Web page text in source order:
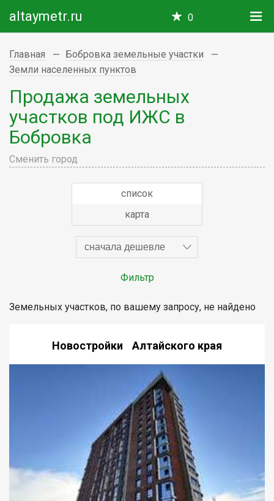
altaymetr.ru 0
Главная
Бобровка земельные участки
Земли населенных пунктов
Продажа земельных
участков под ИЖС в
Бобровка
Сменить город
список
карта
сначала дешевле
Фильтр
Земельных участков, по вашему запросу, не найдено
Новостройки Алтайского края